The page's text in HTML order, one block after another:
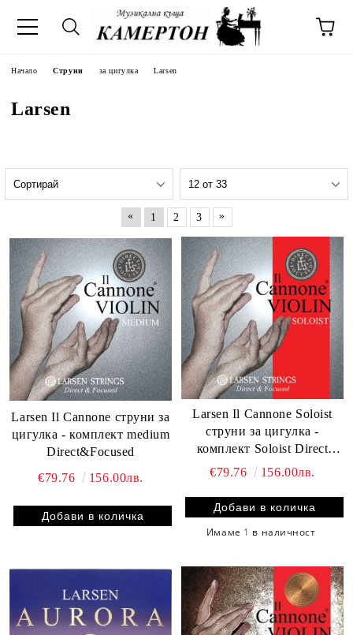
Начало Струни за цигулка Larsen
Larsen
« 1 2 3 »
Larsen Il Cannone струни за
цигулка - комплект medium
Direct&Focused
€79.76
156.00лв.
Larsen Il Cannone Soloist
струни за цигулка -
комплект Soloist Direct
&Focused
€79.76 156.00лв.
Имаме 1 в наличност